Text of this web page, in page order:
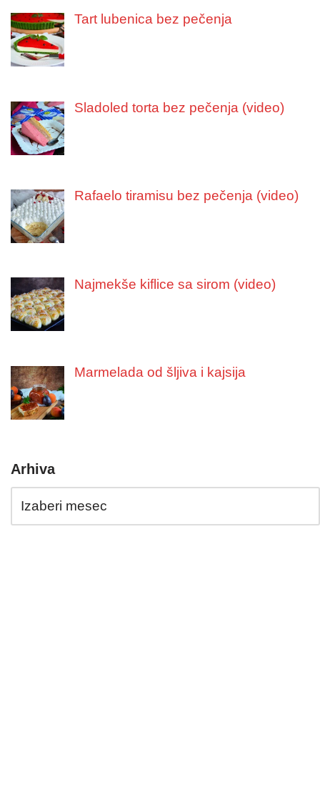
Tart lubenica bez pečenja
Sladoled torta bez pečenja (video)
Rafaelo tiramisu bez pečenja (video)
Najmekše kiflice sa sirom (video)
Marmelada od šljiva i kajsija
Arhiva